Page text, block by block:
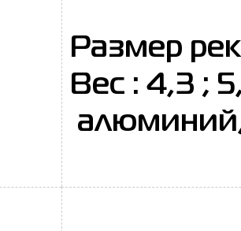
Размер
Вес : 4,3 ;
алюминий,